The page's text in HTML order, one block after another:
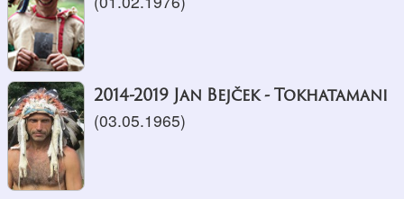
2014-2019 Jan Bejček - Tokhatamani
(03.05.1965)